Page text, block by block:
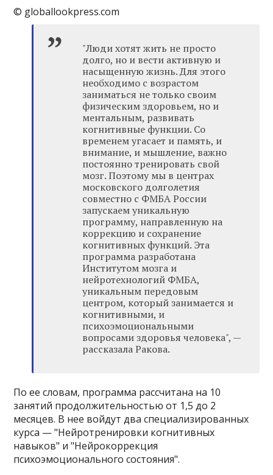
© globallookpress.com
"Люди хотят жить не просто
долго, но и вести активную и
насыщенную жизнь. Для этого
необходимо с возрастом
заниматься не только своим
физическим здоровьем, но и
ментальным, развивать
когнитивные функции. Со
временем угасает и память, и
внимание, и мышление, важно
постоянно тренировать свой
мозг. Поэтому мы в центрах
московского долголетия
совместно с ФМБА России
запускаем уникальную
программу, направленную на
коррекцию и сохранение
когнитивных функций. Эта
программа разработана
Институтом мозга и
нейротехнологий ФМБА,
уникальным передовым
центром, который занимается и
когнитивными, и
психоэмоциональными
вопросами здоровья человека", —
рассказала Ракова.
По ее словам, программа рассчитана на 10
занятий продолжительностью от 1,5 до 2
месяцев. В нее войдут два специализированных
курса — "Нейротренировки когнитивных
навыков" и "Нейрокоррекция
психоэмоционального состояния".